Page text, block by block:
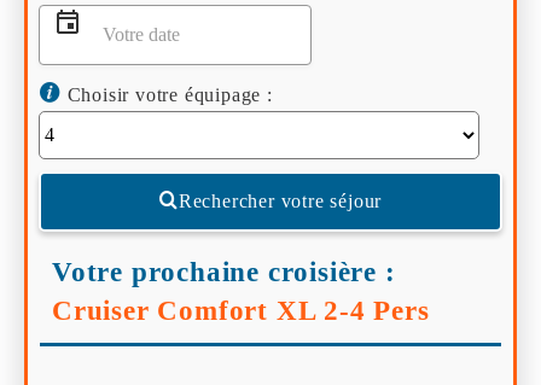
Choisir votre équipage :
Rechercher votre séjour
Votre prochaine croisière :
Cruiser Comfort XL 2-4 Pers